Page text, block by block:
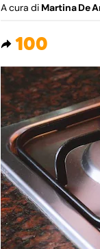
A cura di Martina De
100